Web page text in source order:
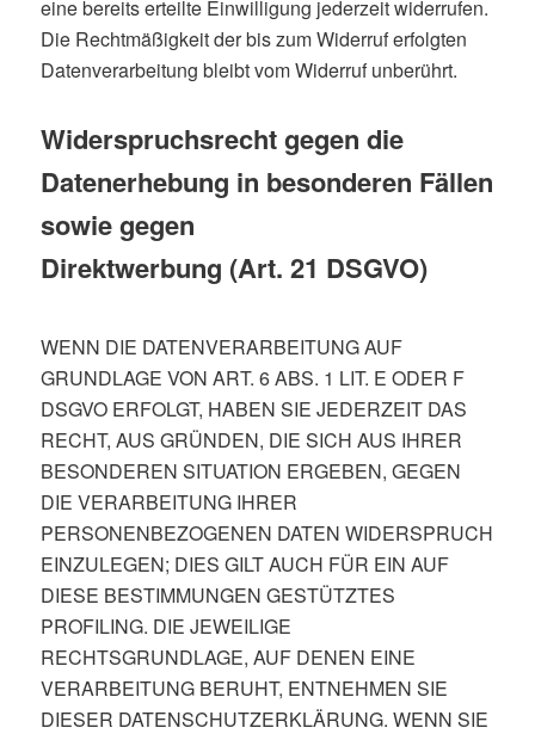
eine bereits erteilte Einwilligung jederzeit widerrufen.
Die Rechtmäßigkeit der bis zum Widerruf erfolgten
Datenverarbeitung bleibt vom Widerruf unberührt.
Widerspruchsrecht gegen die
Datenerhebung in besonderen Fällen
sowie gegen
Direktwerbung (Art. 21 DSGVO)
WENN DIE DATENVERARBEITUNG AUF
GRUNDLAGE VON ART. 6 ABS. 1 LIT. E ODER F
DSGVO ERFOLGT, HABEN SIE JEDERZEIT DAS
RECHT, AUS GRÜNDEN, DIE SICH AUS IHRER
BESONDEREN SITUATION ERGEBEN, GEGEN
DIE VERARBEITUNG IHRER
PERSONENBEZOGENEN DATEN WIDERSPRUCH
EINZULEGEN; DIES GILT AUCH FÜR EIN AUF
DIESE BESTIMMUNGEN GESTÜTZTES
PROFILING. DIE JEWEILIGE
RECHTSGRUNDLAGE, AUF DENEN EINE
VERARBEITUNG BERUHT, ENTNEHMEN SIE
DIESER DATENSCHUTZERKLÄRUNG. WENN SIE